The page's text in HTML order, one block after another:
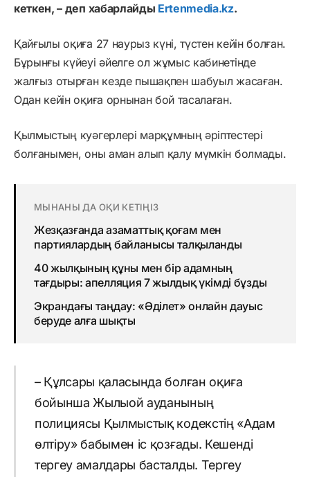
кеткен, – деп хабарлайды Ertenmedia.kz.
Қайғылы оқиға 27 наурыз күні, түстен кейін болған.
Бұрынғы күйеуі әйелге ол жұмыс кабинетінде
жалғыз отырған кезде пышақпен шабуыл жасаған.
Одан кейін оқиға орнынан бой тасалаған.
Қылмыстың куәгерлері марқұмның әріптестері
болғанымен, оны аман алып қалу мүмкін болмады.
МЫНАНЫ ДА ОҚИ КЕТІҢІЗ
Жезқазғанда азаматтық қоғам мен
партиялардың байланысы талқыланды
40 жылқының құны мен бір адамның
тағдыры: апелляция 7 жылдық үкімді бұзды
Экрандағы таңдау: «Әділет» онлайн дауыс
беруде алға шықты
– Құлсары қаласында болған оқиға
бойынша Жылыой ауданының
полициясы Қылмыстық кодекстің «Адам
өлтіру» бабымен іс қозғады. Кешенді
тергеу амалдары басталды. Тергеу